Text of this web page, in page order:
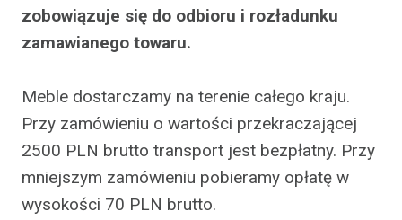
zobowiązuje się do odbioru i rozładunku
zamawianego towaru.
Meble dostarczamy na terenie całego kraju.
Przy zamówieniu o wartości przekraczającej
2500 PLN brutto transport jest bezpłatny. Przy
mniejszym zamówieniu pobieramy opłatę w
wysokości 70 PLN brutto.